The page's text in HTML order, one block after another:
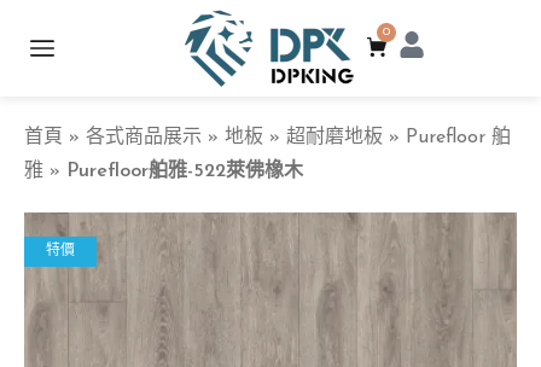
0
首頁 » 各式商品展示 » 地板 » 超耐磨地板 » Purefloor 舶
雅 » Purefloor舶雅-522萊佛橡木
特價